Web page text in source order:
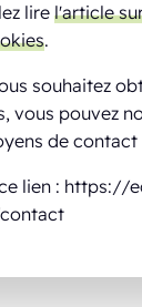
lirel'article
.
souhaitez
vous pouvez
de contact
lien : https://